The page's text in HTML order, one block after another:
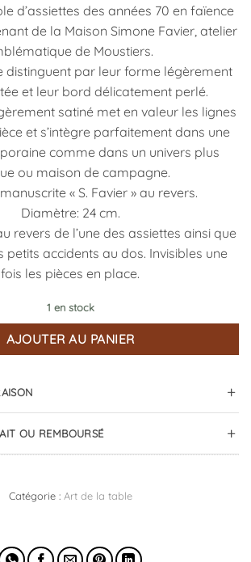
d’assiettes des années 70 en faïence
de la Maison Simone Favier, atelier
de Moustiers.
distinguent par leur forme légèrement
et leur bord délicatement perlé.
satiné met en valeur les lignes
et s’intègre parfaitement dans une
comme dans un univers plus
ou maison de campagne.
« S. Favier » au revers.
Diamètre: 24 cm.
revers de l’une des assiettes ainsi que
petits accidents au dos. Invisibles une
fois les pièces en place.
1 en stock
AJOUTER AU PANIER
OU REMBOURSÉ
Catégorie : Art de la table